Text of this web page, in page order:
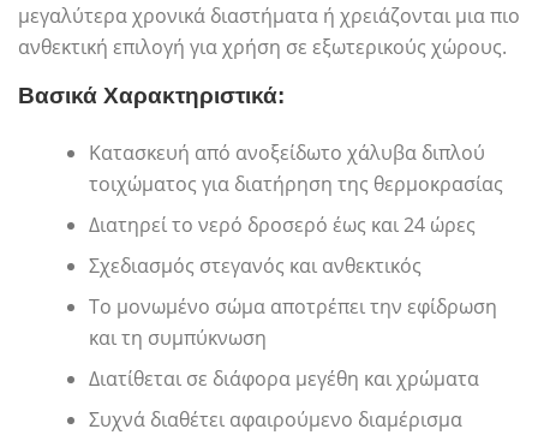
μεγαλύτερα χρονικά διαστήματα ή χρειάζονται μια πιο
ανθεκτική επιλογή για χρήση σε εξωτερικούς χώρους.
Βασικά Χαρακτηριστικά:
Κατασκευή από ανοξείδωτο χάλυβα διπλού
τοιχώματος για διατήρηση της θερμοκρασίας
Διατηρεί το νερό δροσερό έως και 24 ώρες
Σχεδιασμός στεγανός και ανθεκτικός
Το μονωμένο σώμα αποτρέπει την εφίδρωση
και τη συμπύκνωση
Διατίθεται σε διάφορα μεγέθη και χρώματα
Συχνά διαθέτει αφαιρούμενο διαμέρισμα